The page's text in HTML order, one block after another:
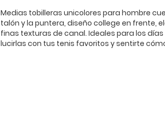
Medias tobilleras unicolores para hombre
talón y la puntera, diseño college en frente,
finas texturas de canal. Ideales para los
lucirlas con tus tenis favoritos y sentirte